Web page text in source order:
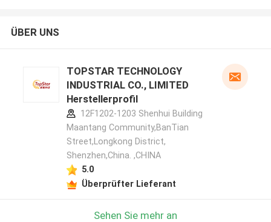
ÜBER UNS
TOPSTAR TECHNOLOGY
INDUSTRIAL CO., LIMITED
Herstellerprofil
12F1202-1203 Shenhui Building
Maantang Community,BanTian
Street,Longkong District,
Shenzhen,China. ,CHINA
5.0
Überprüfter Lieferant
Sehen Sie mehr an